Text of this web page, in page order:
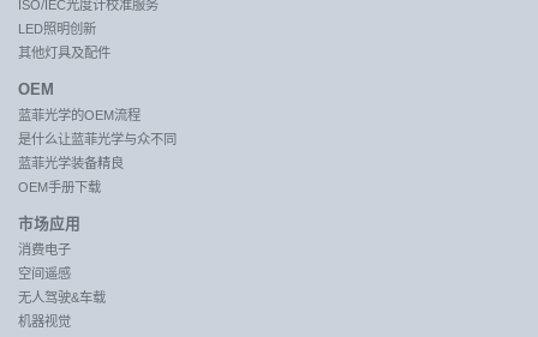
ISO/IEC光度计校准服务
LED照明创新
其他灯具及配件
OEM
蓝菲光学的OEM流程
是什么让蓝菲光学与众不同
蓝菲光学装备精良
OEM手册下载
市场应用
消费电子
空间遥感
无人驾驶&车载
机器视觉